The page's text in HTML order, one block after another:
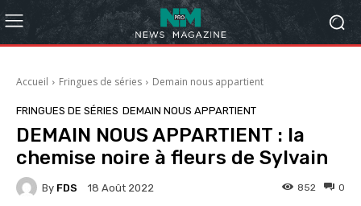
Accueil Fringues de séries Demain nous appartient
FRINGUES DE SÉRIES DEMAIN NOUS APPARTIENT
DEMAIN NOUS APPARTIENT : la
chemise noire à fleurs de Sylvain
By FDS 18 Août 2022 0
852